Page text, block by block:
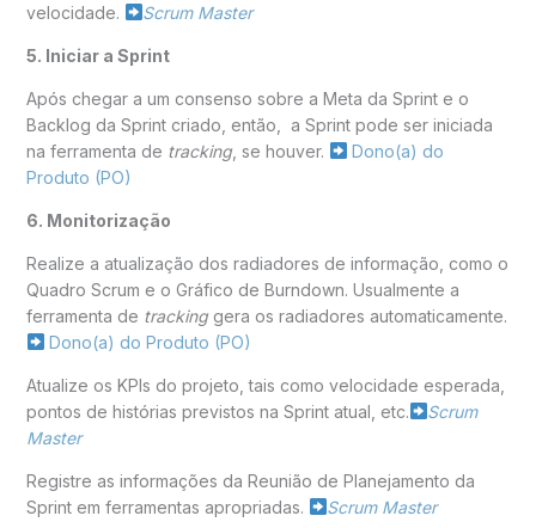
velocidade.
Scrum Master
5. Iniciar a Sprint
Após chegar a um consenso sobre a Meta da Sprint e o
Backlog da Sprint criado, então, a Sprint pode ser iniciada
na ferramenta de tracking, se houver.
Dono(a) do
Produto (PO)
6. Monitorização
Realize a atualização dos radiadores de informação, como o
Quadro Scrum e o Gráfico de Burndown. Usualmente a
ferramenta de tracking gera os radiadores automaticamente.
Dono(a) do Produto (PO)
Atualize os KPIs do projeto, tais como velocidade esperada,
pontos de histórias previstos na Sprint atual, etc.
Scrum
Master
Registre as informações da Reunião de Planejamento da
Sprint em ferramentas apropriadas.
Scrum Master